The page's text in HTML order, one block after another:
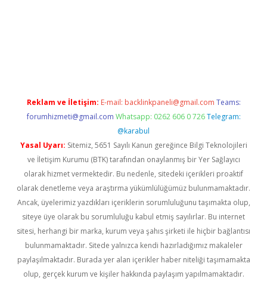
Reklam ve İletişim: E-mail: backlinkpaneli@gmail.com Teams:
forumhizmeti@gmail.com Whatsapp: 0262 606 0 726 Telegram:
@karabul
Yasal Uyarı: Sitemiz, 5651 Sayılı Kanun gereğince Bilgi Teknolojileri
ve İletişim Kurumu (BTK) tarafından onaylanmış bir Yer Sağlayıcı
olarak hizmet vermektedir. Bu nedenle, sitedeki içerikleri proaktif
olarak denetleme veya araştırma yükümlülüğümüz bulunmamaktadır.
Ancak, üyelerimiz yazdıkları içeriklerin sorumluluğunu taşımakta olup,
siteye üye olarak bu sorumluluğu kabul etmiş sayılırlar. Bu internet
sitesi, herhangi bir marka, kurum veya şahıs şirketi ile hiçbir bağlantısı
bulunmamaktadır. Sitede yalnızca kendi hazırladığımız makaleler
paylaşılmaktadır. Burada yer alan içerikler haber niteliği taşımamakta
olup, gerçek kurum ve kişiler hakkında paylaşım yapılmamaktadır.